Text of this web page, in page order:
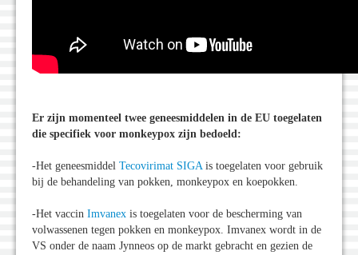
Er zijn momenteel twee geneesmiddelen in de EU toegelaten
die specifiek voor monkeypox zijn bedoeld:
-Het geneesmiddel Tecovirimat SIGAis toegelaten voor gebruik
bij de behandeling van pokken, monkeypox en koepokken.
-Het vaccin Imvanex is toegelaten voor de bescherming van
volwassenen tegen pokken en monkeypox. Imvanex wordt in de
VS onder de naam Jynneos op de markt gebracht en gezien de